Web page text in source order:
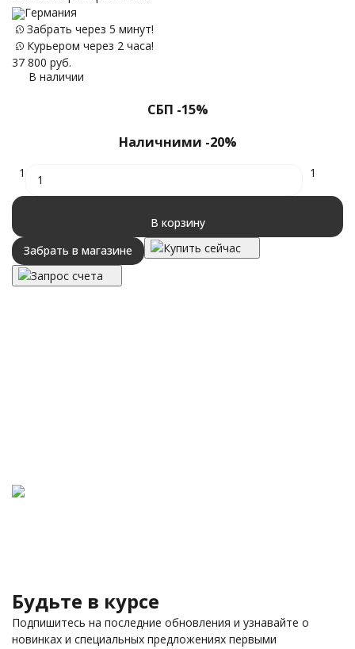
Германия
Забрать через 5 минут!
Курьером через 2 часа!
37 800 руб.
В наличии
СБП -15%
Наличними -20%
1 1
В корзину
Забрать в магазине
Купить сейчас
Запрос счета
Будьте в курсе
Подпишитесь на последние обновления и узнавайте о
новинках и специальных предложениях первыми